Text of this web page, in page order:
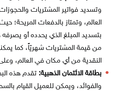
وتسديد فواتير المشتريات
العالم، وتمتاز بالدفعات المريحة؛
من قيمة المشتريات شهريّاً، كما
النقدية من أي مكان في العالم،
بطاقة الائتمان الذهبية: تقدم هذه
والفوائد، ويمكن للعميل القيام